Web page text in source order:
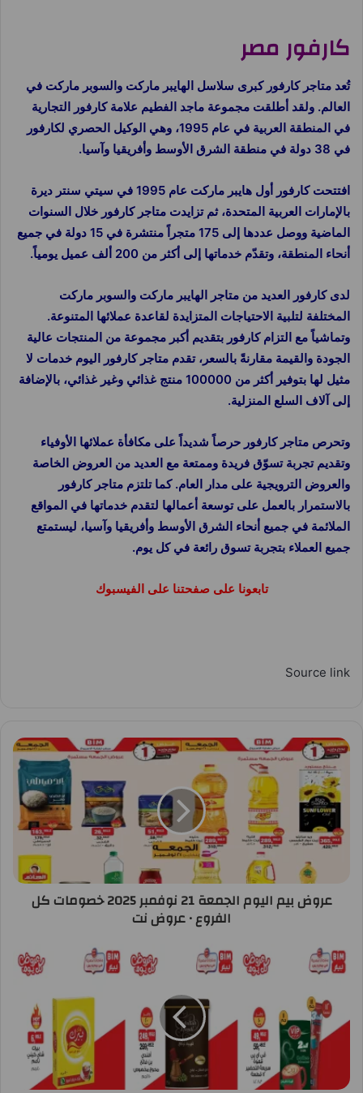
كارفور مصر
تُعد متاجر كارفور كبرى سلاسل الهايبر ماركت والسوبر ماركت في
العالم. ولقد أطلقت مجموعة ماجد الفطيم علامة كارفور التجارية
في المنطقة العربية في عام 1995، وهي الوكيل الحصري لكارفور
في 38 دولة في منطقة الشرق الأوسط وأفريقيا وآسيا.
افتتحت كارفور أول هايبر ماركت عام 1995 في سيتي سنتر ديرة
بالإمارات العربية المتحدة، ثم تزايدت متاجر كارفور خلال السنوات
الماضية ووصل عددها إلى 175 متجراً منتشرة في 15 دولة في جميع
أنحاء المنطقة، وتقدّم خدماتها إلى أكثر من 200 ألف عميل يومياً.
لدى كارفور العديد من متاجر الهايبر ماركت والسوبر ماركت
المختلفة لتلبية الاحتياجات المتزايدة لقاعدة عملائها المتنوعة.
وتماشياً مع التزام كارفور بتقديم أكبر مجموعة من المنتجات عالية
الجودة والقيمة مقارنةً بالسعر، تقدم متاجر كارفور اليوم خدمات لا
مثيل لها بتوفير أكثر من 100000 منتج غذائي وغير غذائي، بالإضافة
إلى آلاف السلع المنزلية.
وتحرص متاجر كارفور حرصاً شديداً على مكافأة عملائها الأوفياء
وتقديم تجربة تسوّق فريدة وممتعة مع العديد من العروض الخاصة
والعروض الترويجية على مدار العام. كما تلتزم متاجر كارفور
بالاستمرار بالعمل على توسعة أعمالها لتقدم خدماتها في المواقع
الملائمة في جميع أنحاء الشرق الأوسط وأفريقيا وآسيا، ليستمتع
جميع العملاء بتجربة تسوق رائعة في كل يوم.
تابعونا على صفحتنا على الفيسبوك
Source link
عروض بيم اليوم الجمعة 21 نوفمبر 2025 خصومات كل
الفروع • عروض نت